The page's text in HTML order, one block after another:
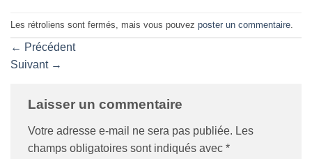
Les rétroliens sont fermés, mais vous pouvez poster un commentaire
← Précédent
Suivant →
Laisser un commentaire
Votre adresse e-mail ne sera pas publiée. Les
champs obligatoires sont indiqués avec *